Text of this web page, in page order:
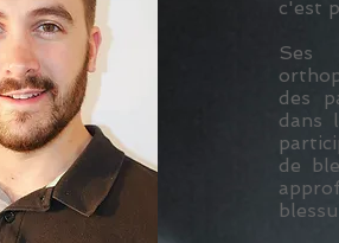
c'est
Ses
des
dans
de